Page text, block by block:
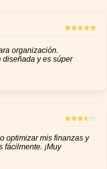
organización.
y es súper
optimizar mis finanzas y
fácilmente. ¡Muy